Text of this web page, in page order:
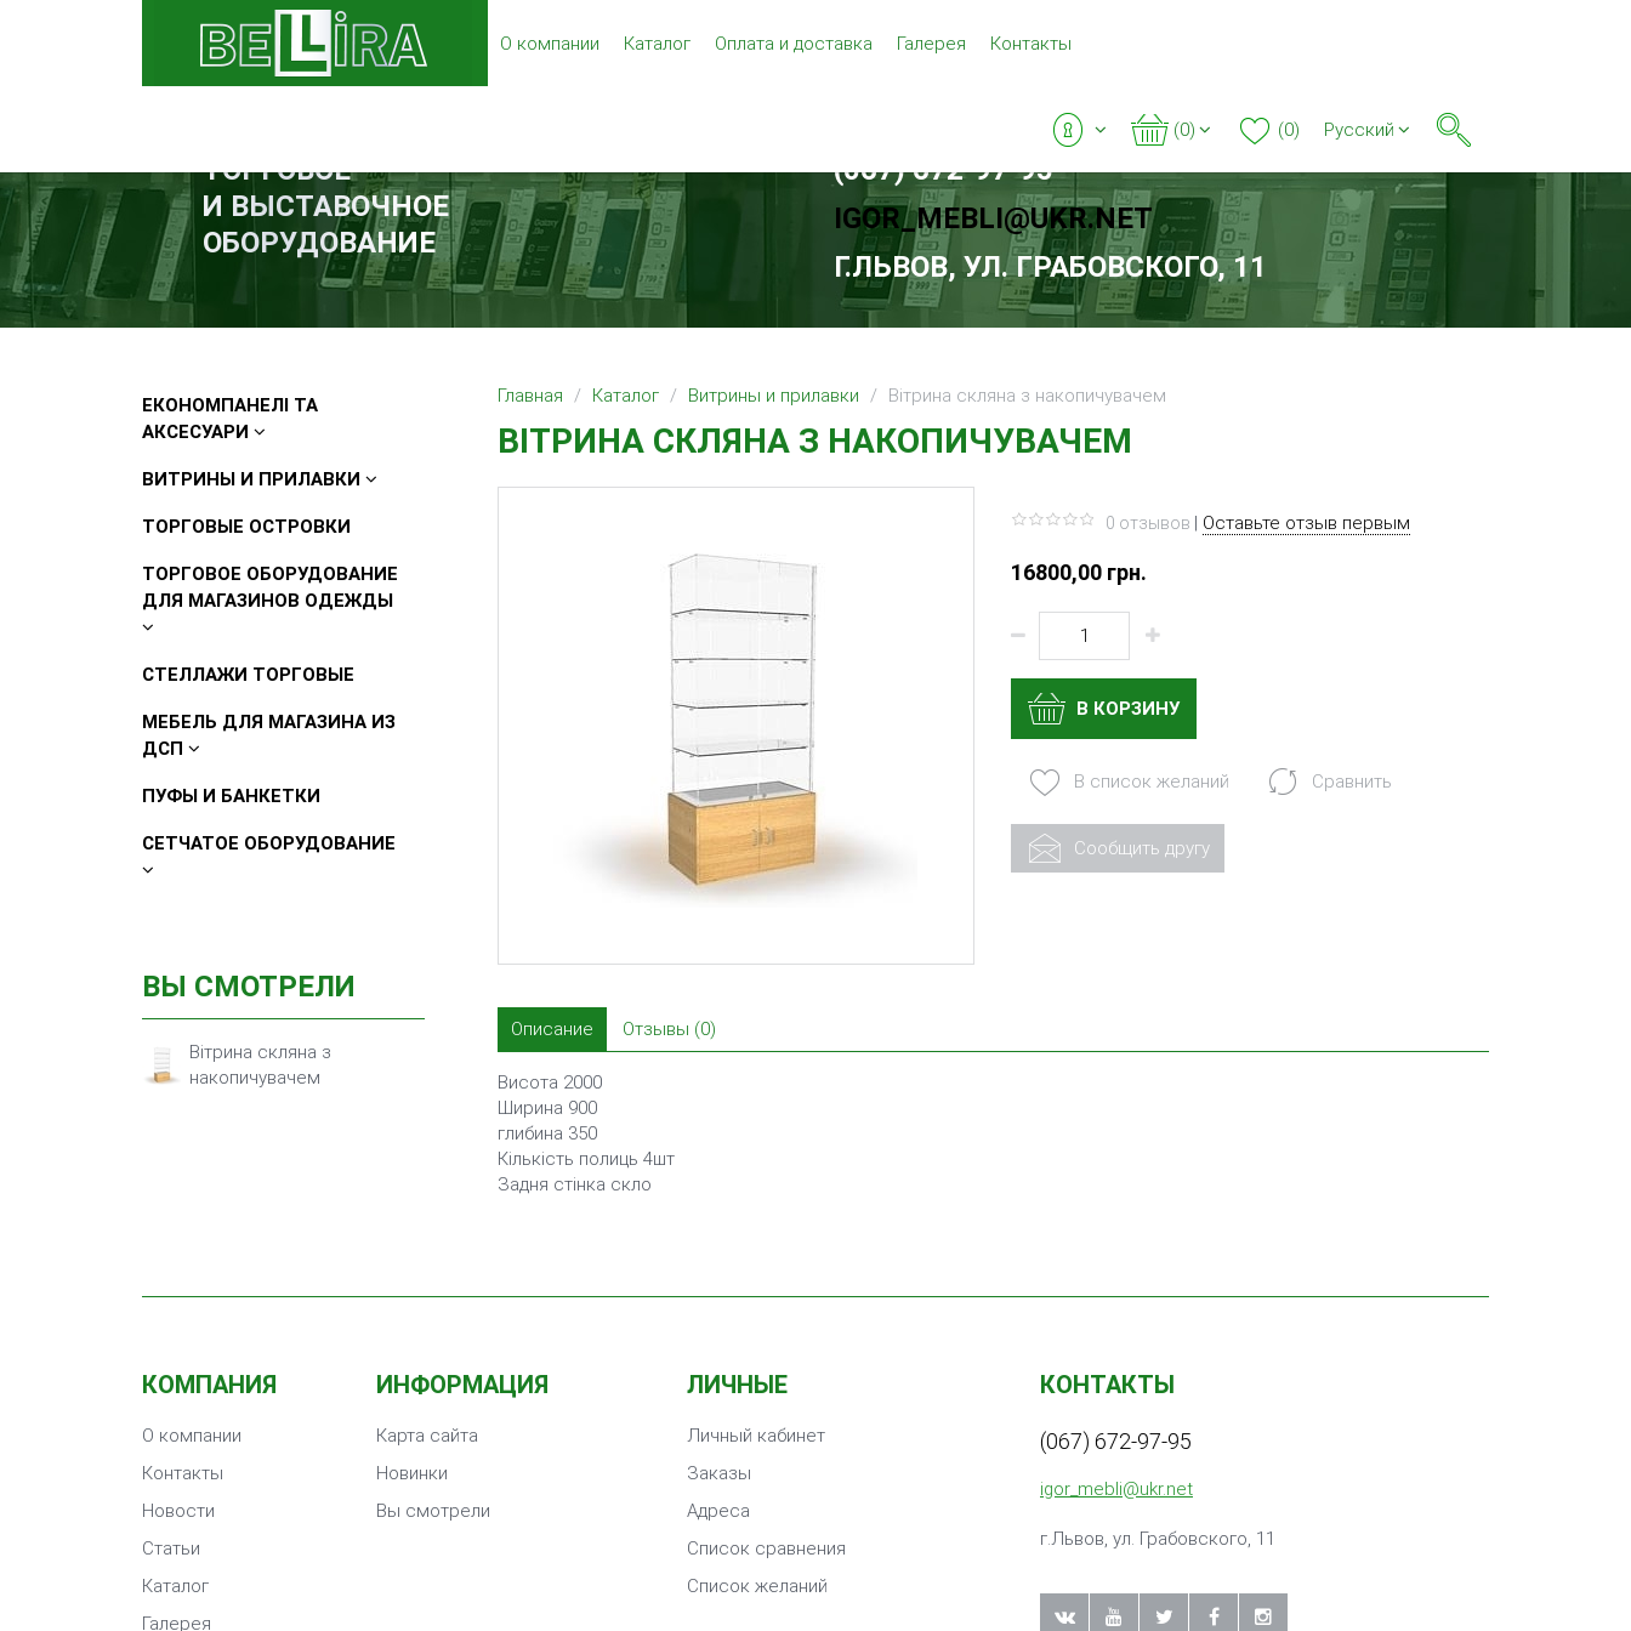
О компании Каталог Оплата и доставка Галерея Контакты
(0) (0) Русский
ТОРГОВОЕ
И ВЫСТАВОЧНОЕ
ОБОРУДОВАНИЕ
(067) 672-97-95
IGOR_MEBLI@UKR.NET
Г.ЛЬВОВ, УЛ. ГРАБОВСКОГО, 11
ЕКОНОМПАНЕЛІ ТА
АКСЕСУАРИ
ВИТРИНЫ И ПРИЛАВКИ
ТОРГОВЫЕ ОСТРОВКИ
ТОРГОВОЕ ОБОРУДОВАНИЕ
ДЛЯ МАГАЗИНОВ ОДЕЖДЫ
СТЕЛЛАЖИ ТОРГОВЫЕ
МЕБЕЛЬ ДЛЯ МАГАЗИНА ИЗ
ДСП
ПУФЫ И БАНКЕТКИ
СЕТЧАТОЕ ОБОРУДОВАНИЕ
ВЫ СМОТРЕЛИ
Вітрина скляна з
накопичувачем
Главная Каталог Витрины и прилавки Вітрина скляна з накопичувачем
ВІТРИНА СКЛЯНА З НАКОПИЧУВАЧЕМ
0 отзывов | Оставьте отзыв первым
16800,00 грн.
В КОРЗИНУ
В список желаний Сравнить
Сообщить другу
Описание Отзывы (0)
Висота 2000
Ширина 900
глибина 350
Кількість полиць 4шт
Задня стінка скло
КОМПАНИЯ
О компании
Контакты
Новости
Статьи
Каталог
Галерея
ИНФОРМАЦИЯ
Карта сайта
Новинки
Вы смотрели
ЛИЧНЫЕ
Личный кабинет
Заказы
Адреса
Список сравнения
Список желаний
КОНТАКТЫ
(067) 672-97-95
igor_mebli@ukr.net
г.Львов, ул. Грабовского, 11